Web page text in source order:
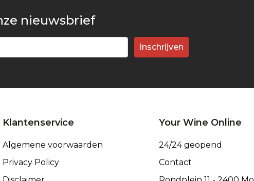
nieuwsbrief
Inschrijven
Klantenservice
Algemene voorwaarden
Privacy Policy
Your Wine Online
24/24 geopend
Contact